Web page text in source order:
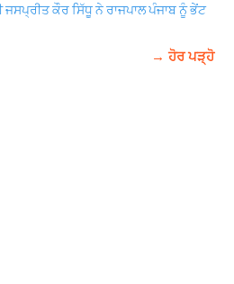
ਜਸਪ੍ਰੀਤ ਕੌਰ ਸਿੱਧੂ ਨੇ ਰਾਜਪਾਲ ਪੰਜਾਬ ਨੂੰ ਭੇਂਟ
→ ਹੋਰ ਪੜ੍ਹੋ